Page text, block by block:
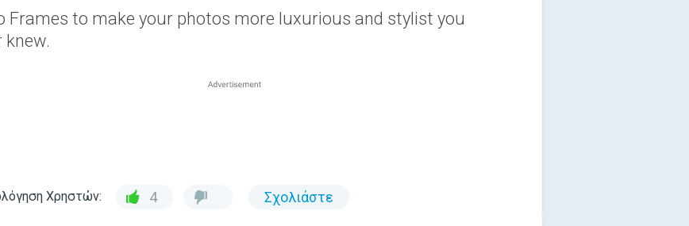
Frames to make your photos more luxurious and stylist you
knew.
Χρηστών: 4 Σχολιάστε